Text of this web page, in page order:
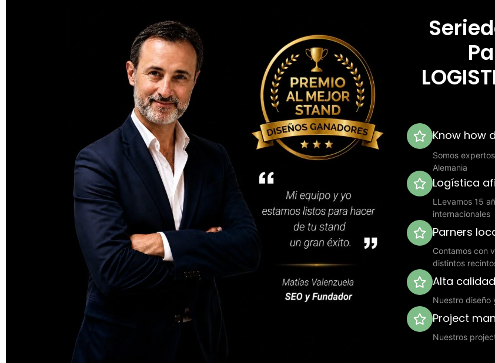
Know how
Somos
Alemania
Logística
LLevamos 15
internacionales
Parners
Contamos con
distintos
Alta
Nuestro diseño
Project
Nuestros